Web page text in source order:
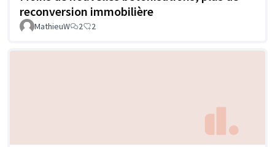
reconversion immobilière
MathieuW 2 2